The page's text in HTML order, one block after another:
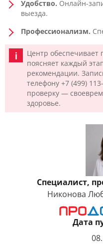
Удобство. Онлайн-
выезда.
Профессионализм.
Центр обеспечивает
поясняет каждый
рекомендации.
телефону +7 (499)
проверку —
здоровье.
Специалист,
Никонова
Дата